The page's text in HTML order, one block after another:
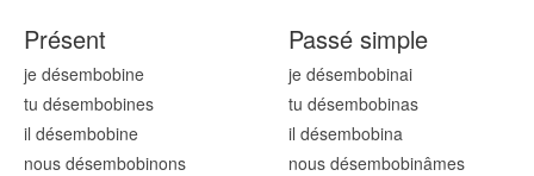
Présent
je désembobine
tu désembobines
il désembobine
nous désembobinons
Passé simple
je désembobinai
tu désembobinas
il désembobina
nous désembobinâmes